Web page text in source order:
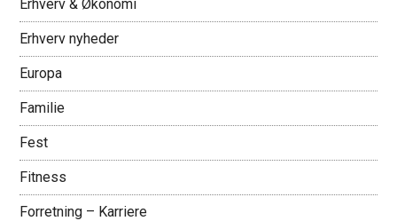
Erhverv & Økonomi
Erhverv nyheder
Europa
Familie
Fest
Fitness
Forretning – Karriere